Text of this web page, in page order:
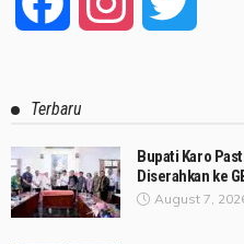
Terbaru
Bupati Karo
Diserahkan ke
August 7,